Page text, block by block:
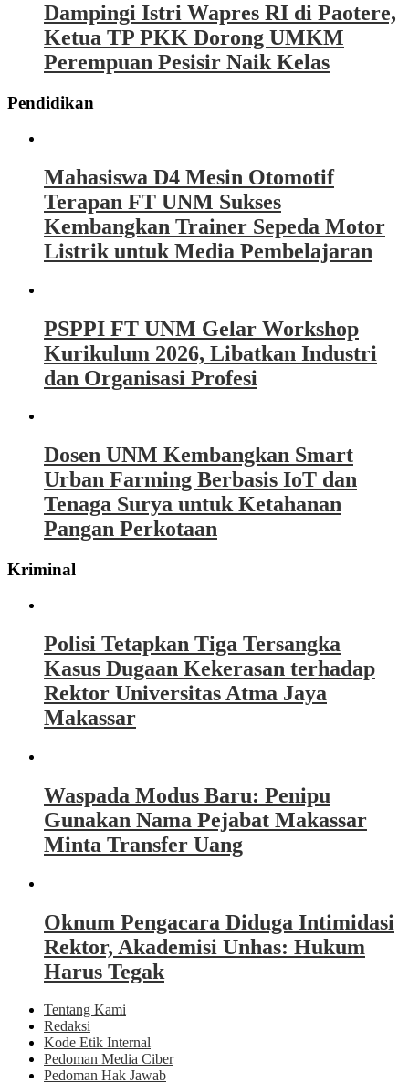
Dampingi Istri Wapres RI di Paotere,
Ketua TP PKK Dorong UMKM
Perempuan Pesisir Naik Kelas
Pendidikan
Mahasiswa D4 Mesin Otomotif
Terapan FT UNM Sukses
Kembangkan Trainer Sepeda Motor
Listrik untuk Media Pembelajaran
PSPPI FT UNM Gelar Workshop
Kurikulum 2026, Libatkan Industri
dan Organisasi Profesi
Dosen UNM Kembangkan Smart
Urban Farming Berbasis IoT dan
Tenaga Surya untuk Ketahanan
Pangan Perkotaan
Kriminal
Polisi Tetapkan Tiga Tersangka
Kasus Dugaan Kekerasan terhadap
Rektor Universitas Atma Jaya
Makassar
Waspada Modus Baru: Penipu
Gunakan Nama Pejabat Makassar
Minta Transfer Uang
Oknum Pengacara Diduga Intimidasi
Rektor, Akademisi Unhas: Hukum
Harus Tegak
Tentang Kami
Redaksi
Kode Etik Internal
Pedoman Media Ciber
Pedoman Hak Jawab